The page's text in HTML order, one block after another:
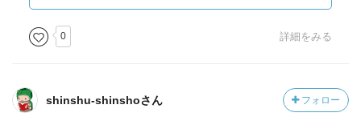
きるだけ解き放つ者である
・正しく哲学するとは、心安らかに死ぬ稽古をすること
・霊魂が不浄なまま、肉体から離れると、その霊魂は身体
の欲求や快楽に魅せられ、いわば身体の身内になってしま
0 詳細をみる
shinshu-shinshoさん フォロー